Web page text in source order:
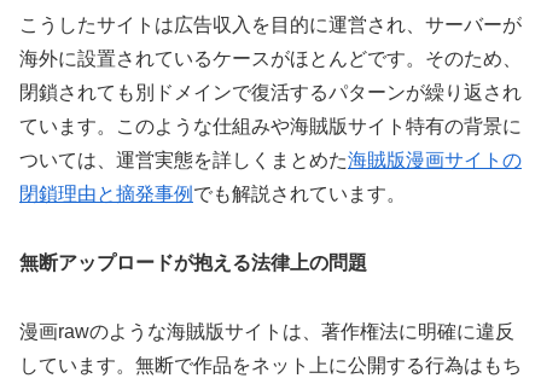
こうしたサイトは広告収入を目的に運営され、サーバーが
海外に設置されているケースがほとんどです。そのため、
閉鎖されても別ドメインで復活するパターンが繰り返され
ています。このような仕組みや海賊版サイト特有の背景に
ついては、運営実態を詳しくまとめた海賊版漫画サイトの
閉鎖理由と摘発事例 でも解説されています。
無断アップロードが抱える法律上の問題
漫画rawのような海賊版サイトは、著作権法に明確に違反
しています。無断で作品をネット上に公開する行為はもち